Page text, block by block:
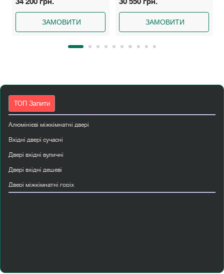
ЗАМОВИТИ ЗАМОВИТИ
ТОП Запити
Алюмінієві міжкімнатні двері
Вхідні двері сучасні
Двері вхідні вуличні
Двері вхідні дешеві
Двері міжкімнатні горіх